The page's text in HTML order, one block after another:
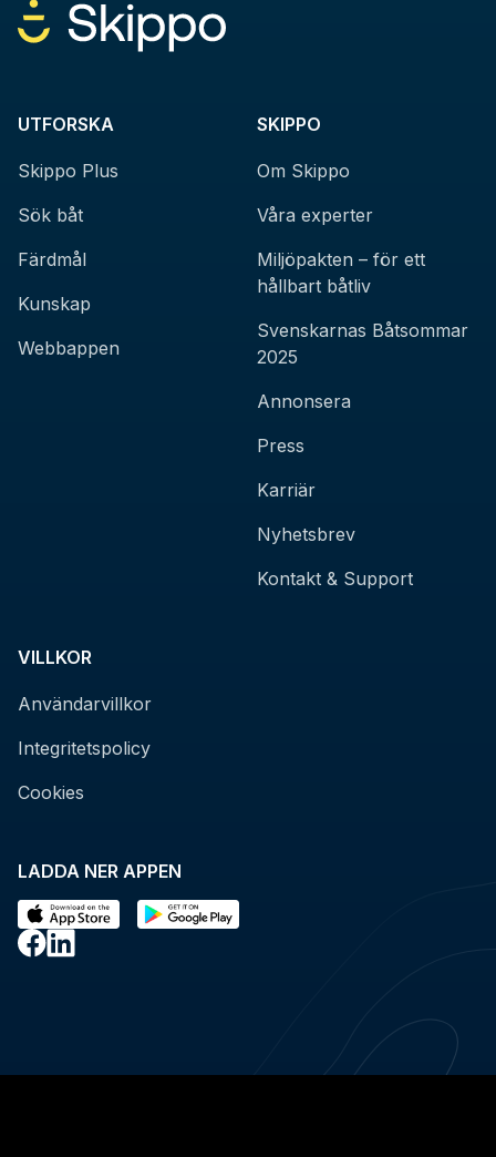
LADDA NER APPEN
UTFORSKA
Skippo Plus
Sök båt
Färdmål
Kunskap
Webbappen
SKIPPO
Om Skippo
Våra experter
Miljöpakten – för ett
hållbart båtliv
Svenskarnas Båtsommar
2025
Annonsera
Press
Karriär
Nyhetsbrev
Kontakt & Support
VILLKOR
Användarvillkor
Integritetspolicy
Cookies